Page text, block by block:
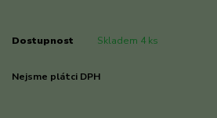
Dostupnost Skladem 4 ks
Nejsme plátci DPH